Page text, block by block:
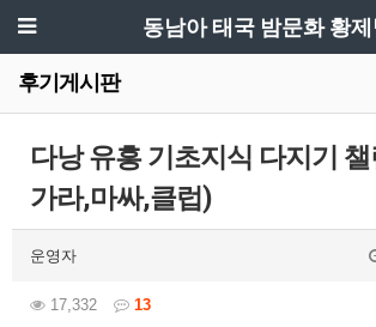
동남아 태국 밤문화 황
후기게시판
다낭 유흥 기초지식 다지기
가라,마싸,클럽)
운영자
17,332 13